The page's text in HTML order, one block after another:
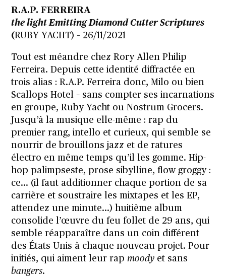
R.A.P. FERREIRA
the light Emitting Diamond Cutter Scriptures
(RUBY YACHT) – 26/11/2021
Tout est méandre chez Rory Allen Philip
Ferreira. Depuis cette identité diffractée en
trois alias : R.A.P. Ferreira donc, Milo ou bien
Scallops Hotel – sans compter ses incarnations
en groupe, Ruby Yacht ou Nostrum Grocers.
Jusqu’à la musique elle-même : rap du
premier rang, intello et curieux, qui semble se
nourrir de brouillons jazz et de ratures
électro en même temps qu’il les gomme. Hip-
hop palimpseste, prose sibylline, flow groggy :
ce… (il faut additionner chaque portion de sa
carrière et soustraire les mixtapes et les EP,
attendez une minute…) huitième album
consolide l’œuvre du feu follet de 29 ans, qui
semble réapparaître dans un coin différent
des États-Unis à chaque nouveau projet. Pour
initiés, qui aiment leur rapmoody et sans
bangers.